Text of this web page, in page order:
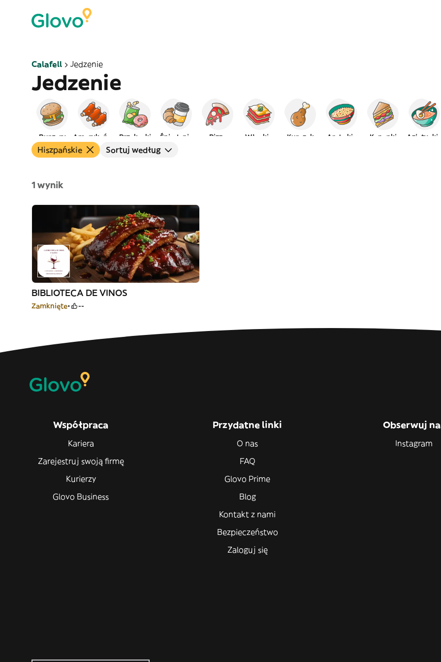
Calafell Jedzenie
Jedzenie
Burgery Przekąski Śniadanie Pizza Włoskie Kurczak Arabskie Kanapki
Hiszpańskie Sortuj według
1 wynik
BIBLIOTECA DE VINOS
Zamknięte --
Współpraca
Kariera
Zarejestruj swoją firmę
Kurierzy
Glovo Business
Przydatne linki
O nas
FAQ
Glovo Prime
Blog
Kontakt z nami
Bezpieczeństwo
Zaloguj się
Obserwuj
Instagram